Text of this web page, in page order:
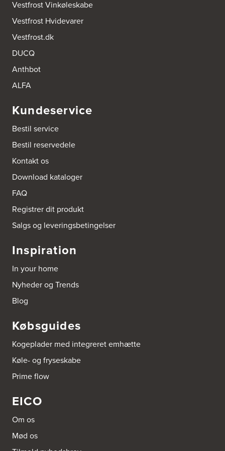
2100 København Ø
http://www.aubo.dk
Industrivej 8
5560 Aarup
Tel.:70101005
https://hvidtogfrit.dk/forhandler/aktiv-hvidevareservice/
Amager Køkken bad & Garderobe
2770 Kastrup
http://www.amagerkoekken.dk/
Gutenbergvej 1
9510 Arden
Tel.:
http://www.el-salg.dk
Arnum El-service ApS
Vestergade 30
6510 Gram
http://www.el-salg.dk
Norgesvej 24C
Tel.:73702533
http://www.aubo.dk
Aubo Køkken & Bad Helsingør
3000 Helsingør
Aubo Køkken & Bad Horsens
Løvenørnsgade 12
8700 Horsens
Tel.: 21695061
Vestfrost Vinkøleskabe
Vestfrost Hvidevarer
Vestfrost.dk
DUCQ
Anthbot
ALFA
Kundeservice
Bestil service
Bestil reservedele
Kontakt os
Download kataloger
FAQ
Registrer dit produkt
Salgs og leveringsbetingelser
Inspiration
In your home
Nyheder og Trends
Blog
Købsguides
Kogeplader med integreret emhætte
Køle- og fryseskabe
Prime flow
EICO
Om os
Mød os